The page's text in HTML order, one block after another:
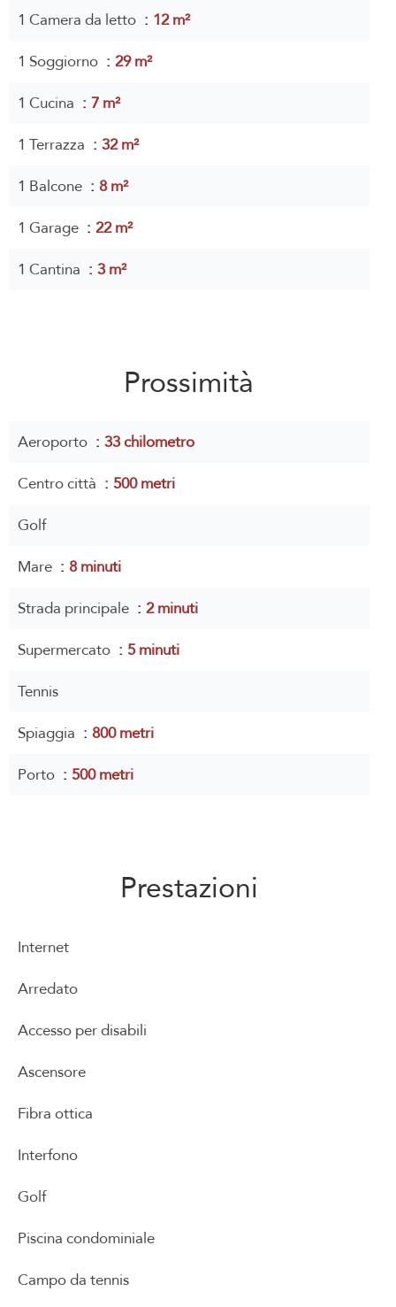
1 Camera da letto
12 m²
1 Soggiorno
29 m²
1 Cucina
7 m²
1 Terrazza
32 m²
1 Balcone
8 m²
1 Garage
22 m²
1 Cantina
3 m²
Prossimità
Aeroporto
33 chilometro
Centro città
500 metri
Golf
Mare
8 minuti
Strada principale
2 minuti
Supermercato
5 minuti
Tennis
Spiaggia
800 metri
Porto
500 metri
Prestazioni
Internet
Arredato
Accesso per disabili
Ascensore
Fibra ottica
Interfono
Golf
Piscina condominiale
Campo da tennis